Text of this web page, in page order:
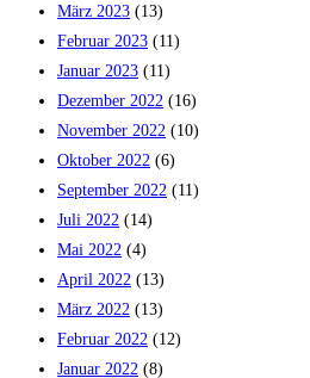
März 2023 (13)
Februar 2023 (11)
Januar 2023 (11)
Dezember 2022 (16)
November 2022 (10)
Oktober 2022 (6)
September 2022 (11)
Juli 2022 (14)
Mai 2022 (4)
April 2022 (13)
März 2022 (13)
Februar 2022 (12)
Januar 2022 (8)